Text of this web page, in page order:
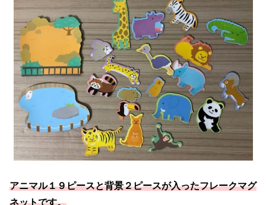
アニマル１９ピースと背景２ピースが入ったフレークマグ
ネットです。